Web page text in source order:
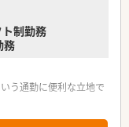
制勤務
務
う通勤に便利な立地で